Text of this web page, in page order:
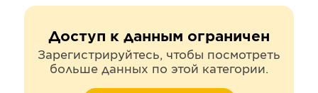
Доступ к данным ограничен
Зарегистрируйтесь, чтобы посмотреть
больше данных по этой категории.